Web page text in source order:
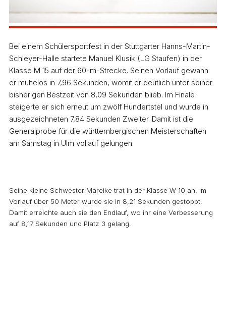
Bei einem Schülersportfest in der Stuttgarter Hanns-Martin-
Schleyer-Halle startete Manuel Klusik (LG Staufen) in der
Klasse M 15 auf der 60-m-Strecke. Seinen Vorlauf gewann
er mühelos in 7,96 Sekunden, womit er deutlich unter seiner
bisherigen Bestzeit von 8,09 Sekunden blieb. Im Finale
steigerte er sich erneut um zwölf Hundertstel und wurde in
ausgezeichneten 7,84 Sekunden Zweiter. Damit ist die
Generalprobe für die württembergischen Meisterschaften
am Samstag in Ulm vollauf gelungen.
Seine kleine Schwester Mareike trat in der Klasse W 10 an. Im
Vorlauf über 50 Meter wurde sie in 8,21 Sekunden gestoppt.
Damit erreichte auch sie den Endlauf, wo ihr eine Verbesserung
auf 8,17 Sekunden und Platz 3 gelang.